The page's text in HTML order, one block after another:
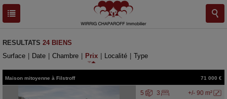
RESULTATS 24 BIENS
Surface
Date Chambre Prix Localité Type
Maison mitoyenne à Filstroff 71 000 €
+/- 90 m²
5
3